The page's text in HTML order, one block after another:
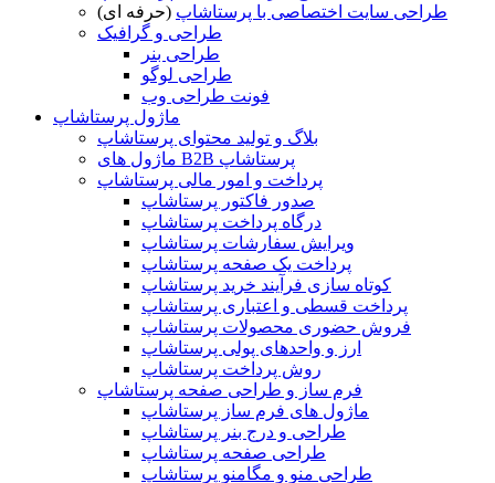
طراحی سایت اختصاصی با پرستاشاپ (حرفه ای)
طراحی و گرافیک
طراحی بنر
طراحی لوگو
فونت طراحی وب
ماژول پرستاشاپ
بلاگ و تولید محتوای پرستاشاپ
ماژول های B2B پرستاشاپ
پرداخت و امور مالی پرستاشاپ
صدور فاکتور پرستاشاپ
درگاه پرداخت پرستاشاپ
ویرایش سفارشات پرستاشاپ
پرداخت یک صفحه پرستاشاپ
کوتاه سازی فرآیند خرید پرستاشاپ
پرداخت قسطی و اعتباری پرستاشاپ
فروش حضوری محصولات پرستاشاپ
ارز و واحدهای پولی پرستاشاپ
روش پرداخت پرستاشاپ
فرم ساز و طراحی صفحه پرستاشاپ
ماژول های فرم ساز پرستاشاپ
طراحی و درج بنر پرستاشاپ
طراحی صفحه پرستاشاپ
طراحی منو و مگامنو پرستاشاپ